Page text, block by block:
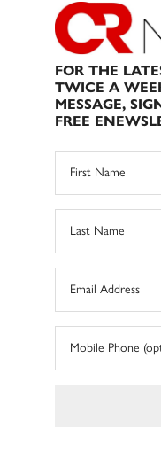
FOR THE
TWICE A
MESSAGE,
FREE